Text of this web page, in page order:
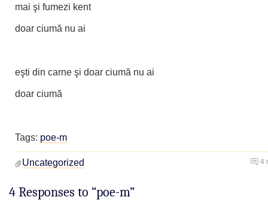
mai şi fumezi kent
doar ciumă nu ai
eşti din carne şi doar ciumă nu ai
doar ciumă
Tags: poe-m
4
Uncategorized
4 Responses to “poe-m”